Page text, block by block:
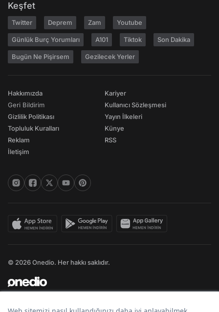
Keşfet
Twitter Deprem Zam Youtube
Günlük Burç Yorumları A101 Tiktok Son Dakika
Bugün Ne Pişirsem Gezilecek Yerler
Hakkımızda
Geri Bildirim
Gizlilik Politikası
Topluluk Kuralları
Reklam
İletişim
Kariyer
Kullanıcı Sözleşmesi
Yayın İlkeleri
Künye
RSS
© 2026 Onedio. Her hakkı saklıdır.